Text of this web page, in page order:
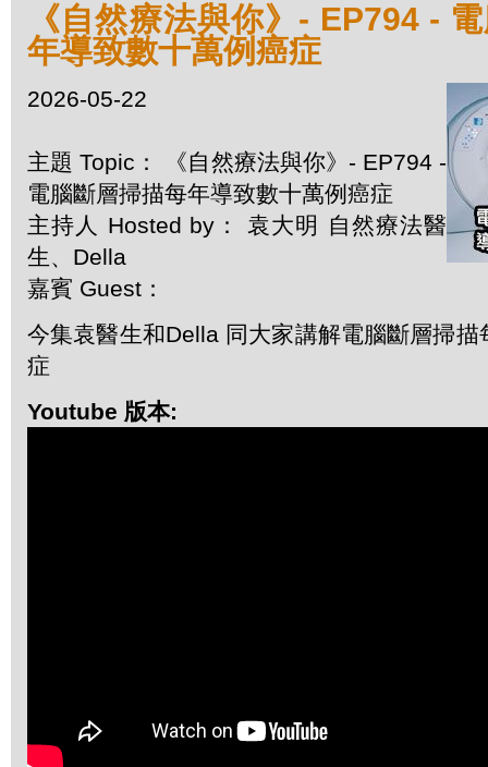
《自然療法與你》- EP794 -
年導致數十萬例癌症
2026-05-22
主題 Topic： 《自然療法與你》- EP794 -
電腦斷層掃描每年導致數十萬例癌症
主持人 Hosted by： 袁大明 自然療法醫
生、Della
嘉賓 Guest：
今集袁醫生和Della 同大家講解電腦斷層掃描
症
Youtube 版本: